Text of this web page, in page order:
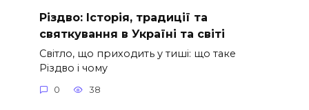
Різдво: Історія, традиції та
святкування в Україні та світі
Світло, що приходить у тиші: що таке
Різдво і чому
0 38